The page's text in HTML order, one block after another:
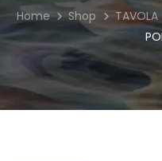
Home Shop TAVOLA